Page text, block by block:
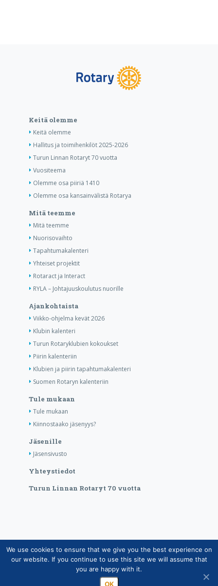
Keitä olemme
Keitä olemme
Hallitus ja toimihenkilöt 2025-2026
Turun Linnan Rotaryt 70 vuotta
Vuositeema
Olemme osa piiriä 1410
Olemme osa kansainvälistä Rotarya
Mitä teemme
Mitä teemme
Nuorisovaihto
Tapahtumakalenteri
Yhteiset projektit
Rotaract ja Interact
RYLA – Johtajuuskoulutus nuorille
Ajankohtaista
Viikko-ohjelma kevät 2026
Klubin kalenteri
Turun Rotaryklubien kokoukset
Piirin kalenteriin
Klubien ja piirin tapahtumakalenteri
Suomen Rotaryn kalenteriin
Tule mukaan
Tule mukaan
Kiinnostaako jäsenyys?
Jäsenille
Jäsensivusto
Yhteystiedot
Turun Linnan Rotaryt 70 vuotta
Copyright © Suomen Rotarypalvelu ry 2026 |
Jäsentietojärjestelmän tietosuojaseloste|Henkilötietojen
käsittely Rotarytoiminnassa
We use cookies to ensure that we give you the best experience on
our website. If you continue to use this site we will assume that
you are happy with it.
OK